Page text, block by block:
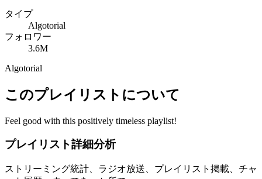
タイプ
Algotorial
フォロワー
3.6M
Algotorial
このプレイリストについて
Feel good with this positively timeless playlist!
プレイリスト詳細分析
ストリーミング統計、ラジオ放送、プレイリスト掲載、チャ